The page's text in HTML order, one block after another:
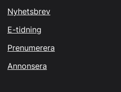
Nyhetsbrev
E-tidning
Prenumerera
Annonsera